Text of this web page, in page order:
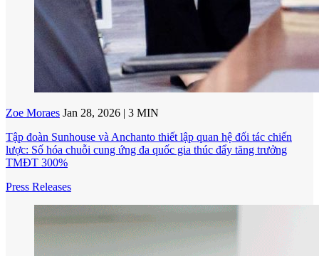
Zoe Moraes Jan 28, 2026 | 3 MIN
Tập đoàn Sunhouse và Anchanto thiết lập quan hệ đối tác chiến
lược: Số hóa chuỗi cung ứng đa quốc gia thúc đẩy tăng trưởng
TMĐT 300%
Press Releases